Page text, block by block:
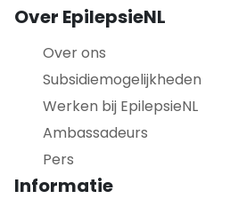
Over EpilepsieNL
Over ons
Subsidiemogelijkheden
Werken bij EpilepsieNL
Ambassadeurs
Pers
Informatie